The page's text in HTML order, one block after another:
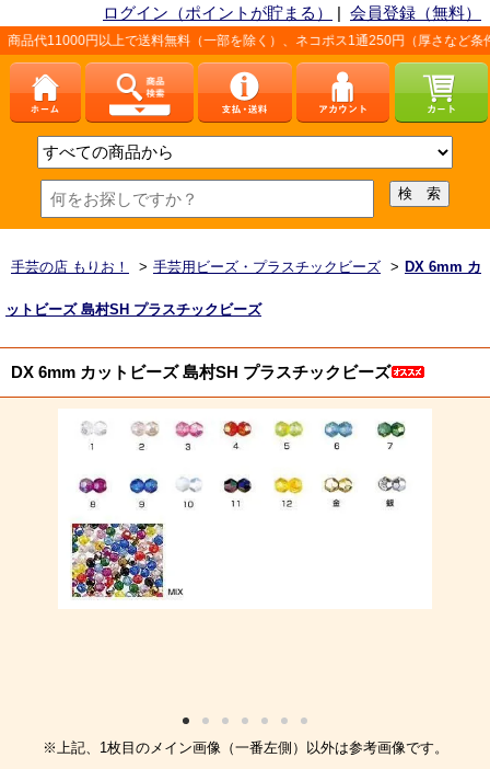
ログイン（ポイントが貯まる） | 会員登録（無料）
で送料無料（一部を除く）、ネコポス1通250円（厚さなど条件あり）。詳しく
手芸の店 もりお！ > 手芸用ビーズ・プラスチックビーズ > DX 6mm カ
ットビーズ 島村SH プラスチックビーズ
DX 6mm カットビーズ 島村SH プラスチックビーズ
※上記、1枚目のメイン画像（一番左側）以外は参考画像です。